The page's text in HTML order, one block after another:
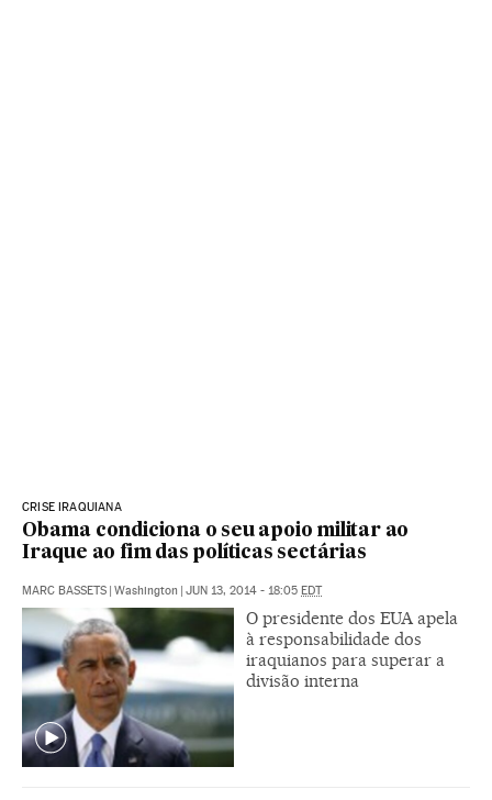
CRISE IRAQUIANA
Obama condiciona o seu apoio militar ao
Iraque ao fim das políticas sectárias
MARC BASSETS | Washington | JUN 13, 2014 - 18:05 EDT
O presidente dos EUA apela
à responsabilidade dos
iraquianos para superar a
divisão interna